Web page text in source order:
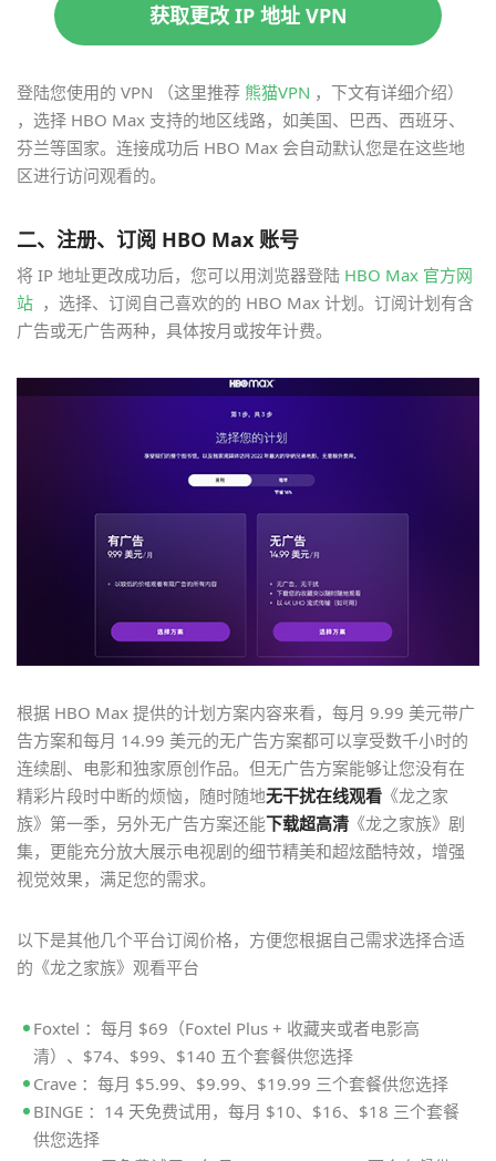
获取更改 IP 地址 VPN
登陆您使用的 VPN （这里推荐 熊猫VPN ，下文有详细介绍）
，选择 HBO Max 支持的地区线路，如美国、巴西、西班牙、
芬兰等国家。连接成功后 HBO Max 会自动默认您是在这些地
区进行访问观看的。
二、注册、订阅 HBO Max 账号
将 IP 地址更改成功后，您可以用浏览器登陆 HBO Max 官方网
站 ，选择、订阅自己喜欢的的 HBO Max 计划。订阅计划有含
广告或无广告两种，具体按月或按年计费。
根据 HBO Max 提供的计划方案内容来看，每月 9.99 美元带广
告方案和每月 14.99 美元的无广告方案都可以享受数千小时的
连续剧、电影和独家原创作品。但无广告方案能够让您没有在
精彩片段时中断的烦恼，随时随地无干扰在线观看 《龙之家
族》第一季，另外无广告方案还能下载超高清 《龙之家族》剧
集，更能充分放大展示电视剧的细节精美和超炫酷特效，增强
视觉效果，满足您的需求。
以下是其他几个平台订阅价格，方便您根据自己需求选择合适
的《龙之家族》观看平台
Foxtel ：每月 $69（Foxtel Plus + 收藏夹或者电影高
清）、$74、$99、$140 五个套餐供您选择
Crave ：每月 $5.99、$9.99、$19.99 三个套餐供您选择
BINGE ：14 天免费试用，每月 $10、$16、$18 三个套餐
供您选择